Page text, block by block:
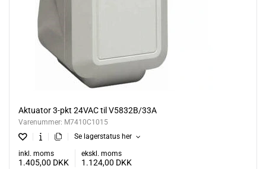
Aktuator 3-pkt 24VAC til V5832B/33A
Varenummer: M7410C1015
Se lagerstatus her
inkl. moms
1.405,00 DKK
ekskl. moms
1.124,00 DKK